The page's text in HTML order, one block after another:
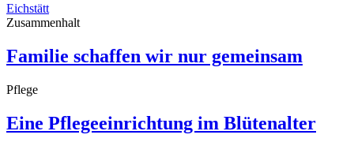
Eichstätt
Zusammenhalt
Familie schaffen wir nur gemeinsam
Pflege
Eine Pflegeeinrichtung im Blütenalter